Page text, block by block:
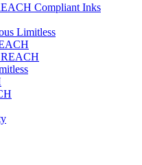
Compliant Inks
Limitless